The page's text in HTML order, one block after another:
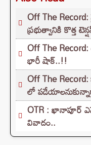
Off The
ప్రభుత్వానికి కొత్త
Off The
భారీ షాక్..!!
Off The Record:
లో
OTR : ఖానాపూర్
వివాదం..